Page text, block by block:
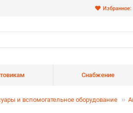
Избранное:
Снабжение
и вспомогательное оборудование